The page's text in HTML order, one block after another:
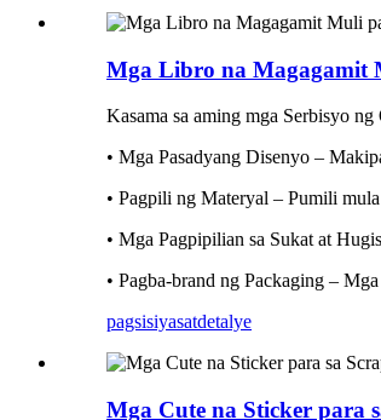
Mga Libro na Magagamit
Kasama sa aming mga Serbisyo
• Mga Pasadyang Disenyo –
• Pagpili ng Materyal – Pumili
• Mga Pagpipilian sa Sukat at
• Pagba-brand ng Packaging –
pagsisiyasatdetalye
Mga Cute na Sticker para